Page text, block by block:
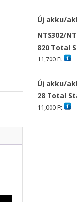
Új akku/
NTS302/
820 Total
11,700Ft
Új akku/
28 Total
11,000Ft